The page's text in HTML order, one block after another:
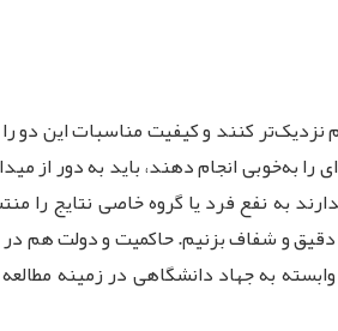
کنند و کیفیت مناسبات این دو
را به‌خوبی انجام دهند، باید به دور
نفع فرد یا گروه خاصی نتایج را
و شفاف بزنیم. حاکمیت و دولت هم
به جهاد دانشگاهی در زمینه